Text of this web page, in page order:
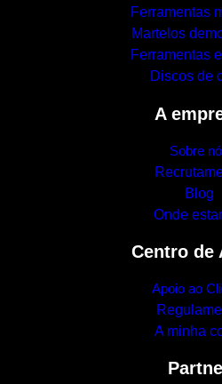
Ferramentas
Martelos
Ferramentas
Discos de
A
Sobre
Blog
Onde
Centro de
Apoio ao
A minha